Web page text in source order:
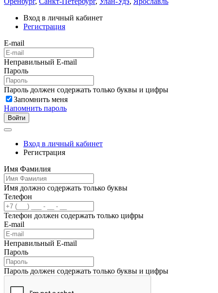
Вход в личный кабинет
Регистрация
E-mail
Неправильный E-mail
Пароль
Пароль должен содержать только буквы и цифры
Запомнить меня
Напомнить пароль
Войти
Вход в личный кабинет
Регистрация
Имя Фамилия
Имя должно содержать только буквы
Телефон
Телефон должен содержать только цифры
E-mail
Неправильный E-mail
Пароль
Пароль должен содержать только буквы и цифры